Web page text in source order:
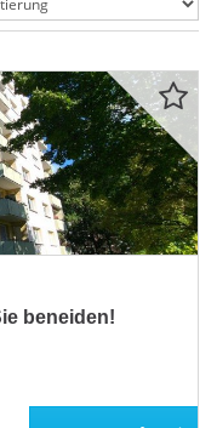
beneiden!